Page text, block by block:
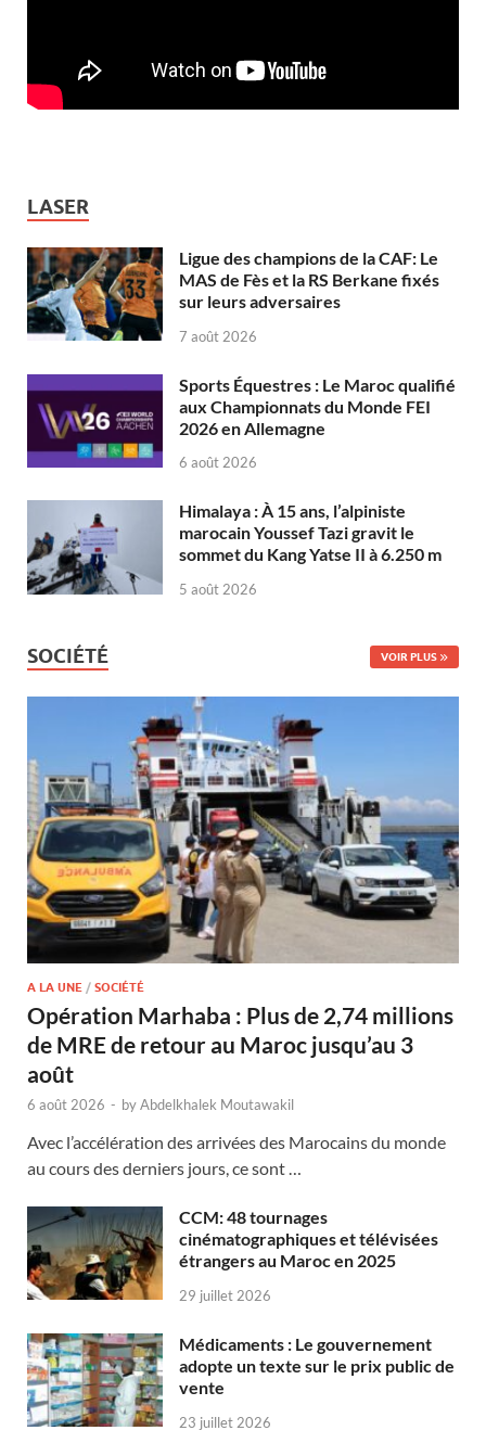
LASER
Ligue des champions de la CAF: Le
MAS de Fès et la RS Berkane fixés
sur leurs adversaires
7 août 2026
Sports Équestres : Le Maroc qualifié
aux Championnats du Monde FEI
2026 en Allemagne
6 août 2026
Himalaya : À 15 ans, l’alpiniste
marocain Youssef Tazi gravit le
sommet du Kang Yatse II à 6.250 m
5 août 2026
SOCIÉTÉ VOIR PLUS
A LA UNE / SOCIÉTÉ
Opération Marhaba : Plus de 2,74 millions
de MRE de retour au Maroc jusqu’au 3
août
6 août 2026 - byAbdelkhalek Moutawakil
Avec l’accélération des arrivées des Marocains du monde
au cours des derniers jours, ce sont …
CCM: 48 tournages
cinématographiques et télévisées
étrangers au Maroc en 2025
29 juillet 2026
Médicaments : Le gouvernement
adopte un texte sur le prix public de
vente
23 juillet 2026